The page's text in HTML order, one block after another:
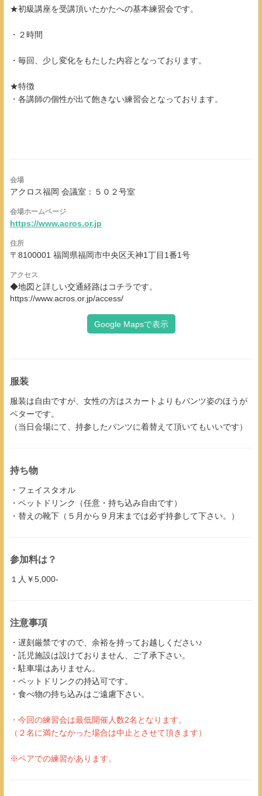
★初級講座を受講頂いたかたへの基本練習会です。
・２時間
・毎回、少し変化をもたした内容となっております。
★特徴
・各講師の個性が出て飽きない練習会となっております。
会場
アクロス福岡 会議室：５０２号室
会場ホームページ
https://www.acros.or.jp
住所
〒8100001 福岡県福岡市中央区天神1丁目1番1号
アクセス
◆地図と詳しい交通経路はコチラです。
https://www.acros.or.jp/access/
Google Mapsで表示
服装
服装は自由ですが、女性の方はスカートよりもパンツ姿のほうが
ベターです。
（当日会場にて、持参したパンツに着替えて頂いてもいいです）
持ち物
・フェイスタオル
・ペットドリンク（任意・持ち込み自由です）
・替えの靴下（５月から９月末までは必ず持参して下さい。）
参加料は？
１人￥5,000-
注意事項
・遅刻厳禁ですので、余裕を持ってお越しください♪
・託児施設は設けておりません、ご了承下さい。
・駐車場はありません。
・ペットドリンクの持込可です。
・食べ物の持ち込みはご遠慮下さい。
・今回の練習会は最低開催人数2名となります。
（２名に満たなかった場合は中止とさせて頂きます​​​​​）
※ペアでの練習があります。